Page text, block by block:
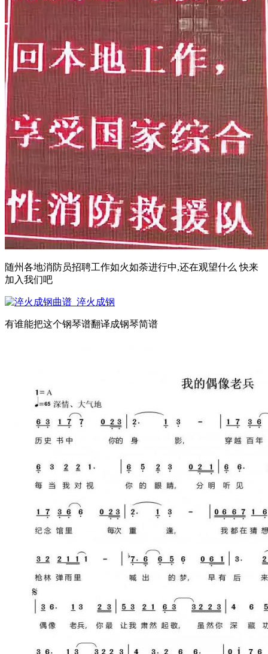
随州各地消防员招聘工作如火如荼进行中,还在观望什么 快来
加入我们吧
有谁能把这个钢琴谱翻译成钢琴简谱